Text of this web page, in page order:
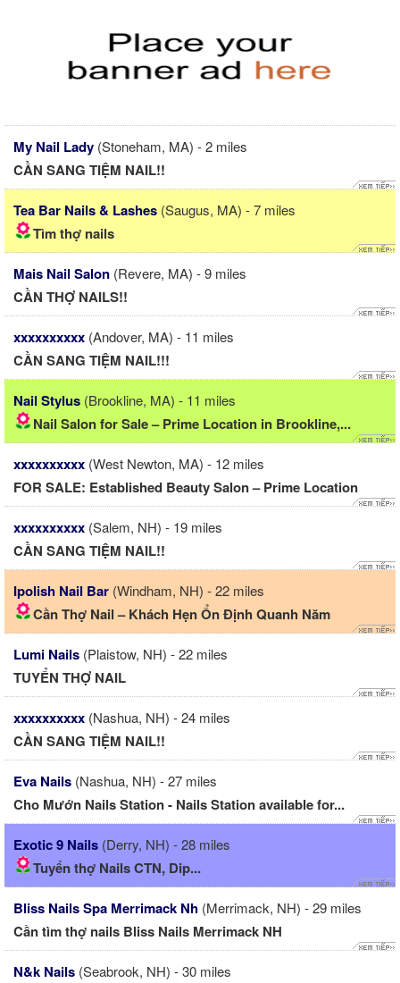
My Nail Lady (Stoneham, MA) - 2 miles
CẦN SANG TIỆM NAIL!!
Tea Bar Nails & Lashes (Saugus, MA) - 7 miles
Tìm thợ nails
Mais Nail Salon (Revere, MA) - 9 miles
CẦN THỢ NAILS!!
xxxxxxxxxx (Andover, MA) - 11 miles
CẦN SANG TIỆM NAIL!!!
Nail Stylus (Brookline, MA) - 11 miles
Nail Salon for Sale – Prime Location in Brookline,...
xxxxxxxxxx (West Newton, MA) - 12 miles
FOR SALE: Established Beauty Salon – Prime Location
xxxxxxxxxx (Salem, NH) - 19 miles
CẦN SANG TIỆM NAIL!!
Ipolish Nail Bar (Windham, NH) - 22 miles
Cần Thợ Nail – Khách Hẹn Ổn Định Quanh Năm
Lumi Nails (Plaistow, NH) - 22 miles
TUYỂN THỢ NAIL
xxxxxxxxxx (Nashua, NH) - 24 miles
CẦN SANG TIỆM NAIL!!
Eva Nails (Nashua, NH) - 27 miles
Cho Mướn Nails Station - Nails Station available for...
Exotic 9 Nails (Derry, NH) - 28 miles
Tuyển thợ Nails CTN, Dip...
Bliss Nails Spa Merrimack Nh (Merrimack, NH) - 29 miles
Cần tìm thợ nails Bliss Nails Merrimack NH
N&k Nails (Seabrook, NH) - 30 miles